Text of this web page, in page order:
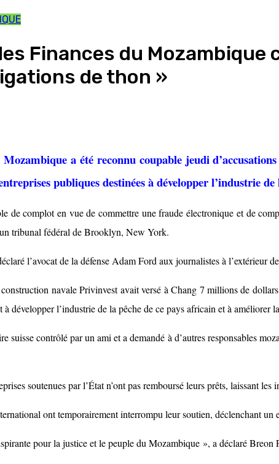
Finances du
de thon »
a été reconnu coupable jeudi
publiques destinées à développer l’industrie de
de complot en vue de commettre une fraude électronique et de
un tribunal fédéral de Brooklyn, New York.
l’avocat de la défense Adam Ford aux journalistes à l’extérieur
navale Privinvest avait versé à Chang 7 millions de
à développer l’industrie de la pêche de ce pays africain et à
suisse contrôlé par un ami et a demandé à d’autres responsables
soutenues par l’État n’ont pas remboursé leurs prêts, laissant
ont temporairement interrompu leur soutien, déclenchant
pour la justice et le peuple du Mozambique », a déclaré